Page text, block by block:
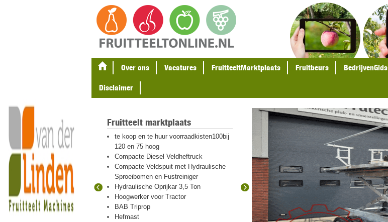
Over ons Vacatures FruitteeltMarktplaats Fruitbeurs BedrijvenGids
Disclaimer
palen
hout en plastic
met
Fruitteelt marktplaats
te koop en te huur voorraadkisten100bij
120 en 75 hoog
Compacte Diesel Veldheftruck
Compacte Veldspuit met Hydraulische
Sproeibomen en Fustreiniger
Hydraulische Oprijkar 3,5 Ton
Hoogwerker voor Tractor
BAB Triprop
Hefmast